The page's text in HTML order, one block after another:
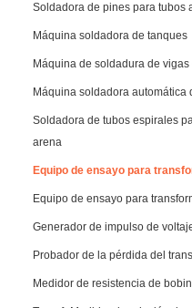
Soldadora de pines para tubos
Máquina soldadora de tanques
Máquina de soldadura de
Máquina soldadora automática
Soldadora de tubos espirales
arena
Equipo de ensayo para
Equipo de ensayo para
Generador de impulso de
Probador de la pérdida del
Medidor de resistencia de